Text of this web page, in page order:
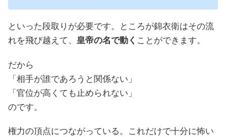
といった段取りが必要です。ところが錦衣衛はその流
れを飛び越えて、 皇帝の名で動く ことができます。
だから
「相手が誰であろうと関係ない」
「官位が高くても止められない」
のです。
権力の頂点につながっている。これだけで十分に怖い